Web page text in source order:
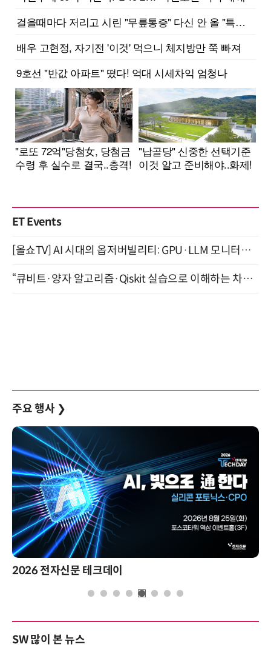
ET Events
[올쇼TV] AI 시대의 옵저버빌리티: GPU·LLM 모니터링부터 AI 기반 장애 대응까지 (8/11 생방송)
“큐비트·양자 알고리즘·Qiskit 실습으로 이해하는 차세대 컴퓨팅” (8/28)
주요 행사 ❯
2026 전자신문 테크데이
SW 많이 본 뉴스